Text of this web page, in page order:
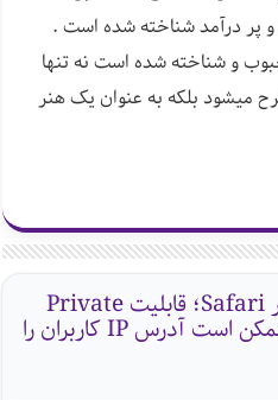
پر درآمد شناخته شده است .
و شناخته شده است نه تنها
میشود بلکه به عنوان یک هنر
باگ جدید در Safari؛ قابلیت Private
Relay اپل ممکن است آدرس IP کاربران را